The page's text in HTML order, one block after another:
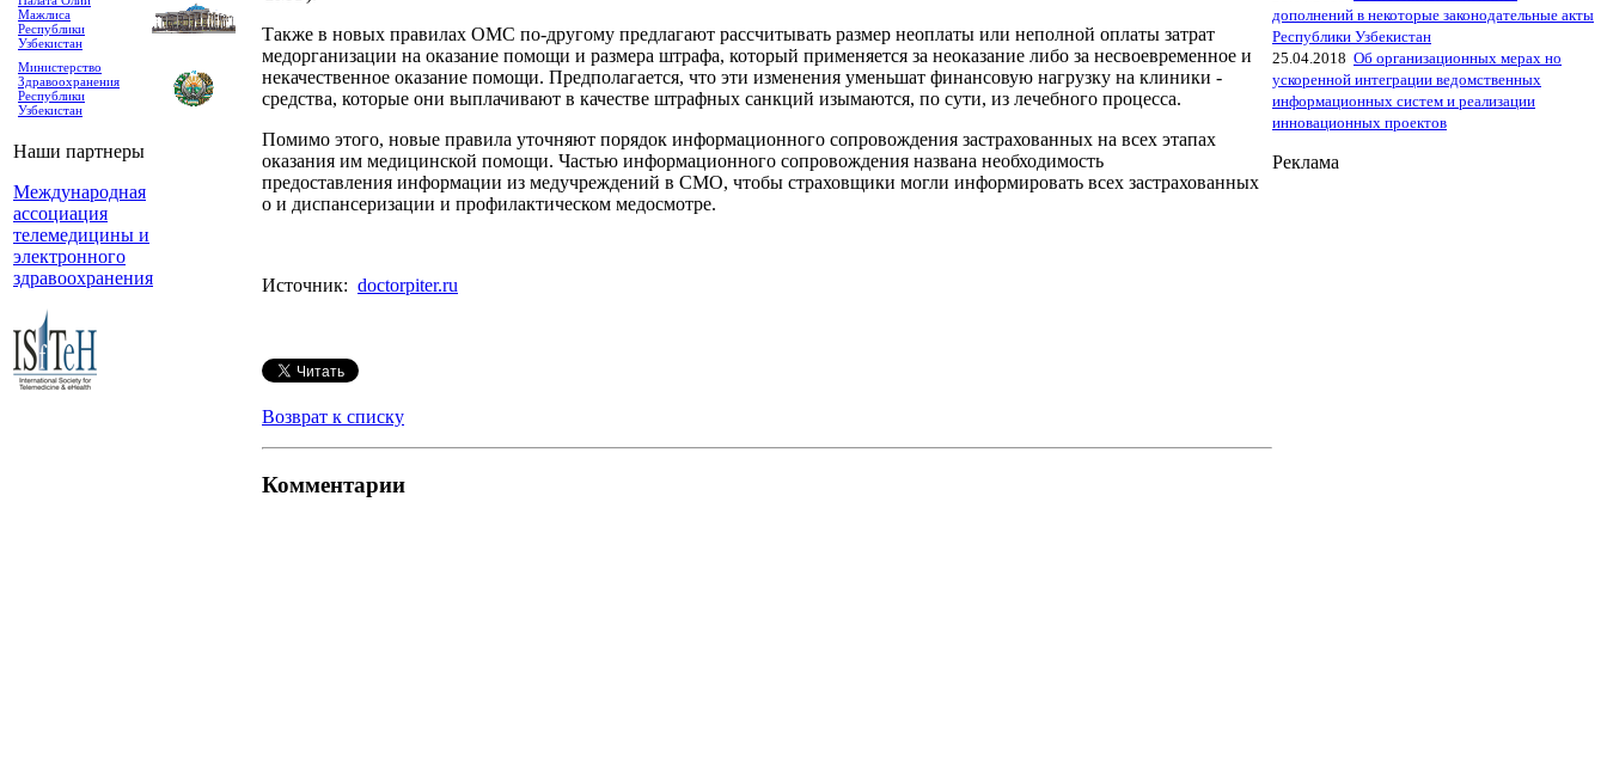
Мажлиса
Республики
Узбекистан
Министерство
Здравоохранения
Республики
Узбекистан
Наши партнеры
Международная
ассоциация
телемедицины и
электронного
здравоохранения
Также в новых правилах ОМС по-другому предлагают рассчитывать размер неоплаты или неполной оплаты затрат
медорганизации на оказание помощи и размера штрафа, который применяется за неоказание либо за несвоевременное и
некачественное оказание помощи. Предполагается, что эти изменения уменьшат финансовую нагрузку на клиники -
средства, которые они выплачивают в качестве штрафных санкций изымаются, по сути, из лечебного процесса.
Помимо этого, новые правила уточняют порядок информационного сопровождения застрахованных на всех этапах
оказания им медицинской помощи. Частью информационного сопровождения названа необходимость
предоставления информации из медучреждений в СМО, чтобы страховщики могли информировать всех застрахованных
о и диспансеризации и профилактическом медосмотре.
Источник: doctorpiter.ru
Возврат к списку
Комментарии
дополнений в некоторые законодательные акты
Республики Узбекистан
25.04.2018 Об организационных мерах но
ускоренной интеграции ведомственных
информационных систем и реализации
инновационных проектов
Реклама